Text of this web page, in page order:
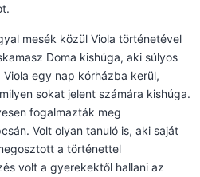
mesék közül Viola történetével
Doma kishúga, aki súlyos
egy nap kórházba kerül,
sokat jelent számára kishúga.
fogalmazták meg
Volt olyan tanuló is, aki saját
a történettel
volt a gyerekektől hallani az